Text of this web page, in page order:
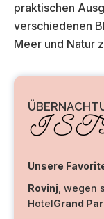
praktischen
verschiedenen
Meer und Natur
Unsere
Rovinj , wegen
HotelGrand